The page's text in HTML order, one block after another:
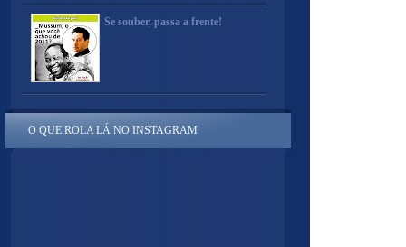
Se souber, passa a frente!
O QUE ROLA LÁ NO INSTAGRAM